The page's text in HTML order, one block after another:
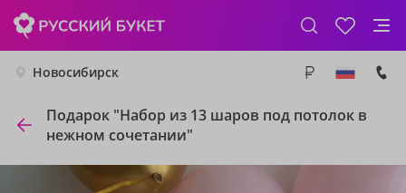
Новосибирск
Подарок "Набор из 13 шаров под потолок в
нежном сочетании"